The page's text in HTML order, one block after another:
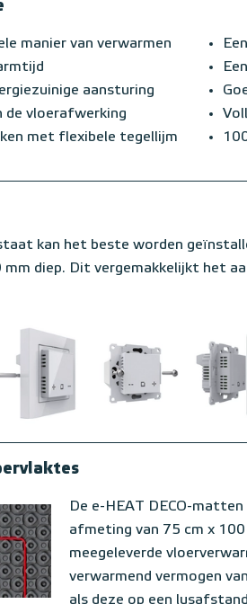
manier van verwarmen
aansturing
de vloerafwerking
met flexibele tegellijm
kan het beste worden
mm diep. Dit vergemakkelijkt het
De e-HEAT DECO-matten
afmeting van 75 cm x
meegeleverde
verwarmend vermogen
als deze op een